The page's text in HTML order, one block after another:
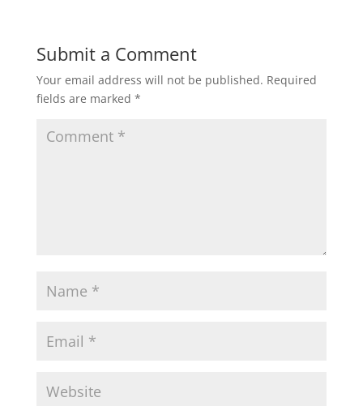
Submit a Comment
Your email address will not be published. Required
fields are marked *